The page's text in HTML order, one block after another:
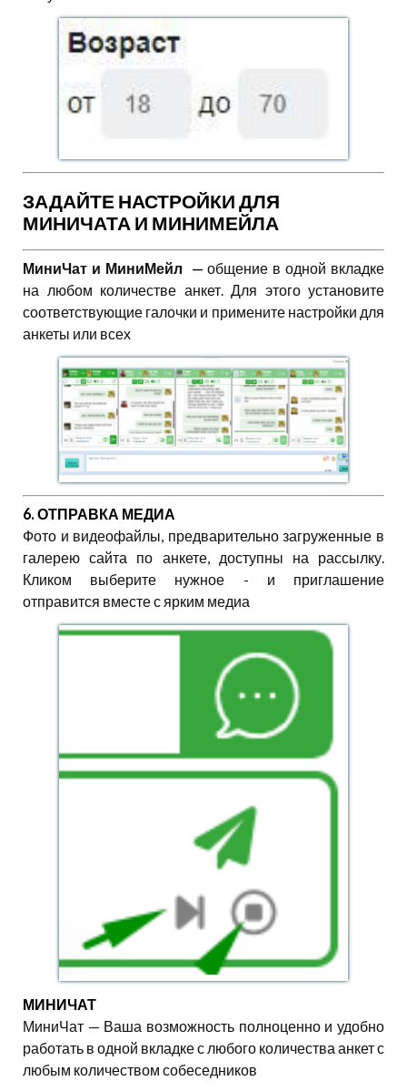
ЗАДАЙТЕ НАСТРОЙКИ ДЛЯ
МИНИЧАТА И МИНИМЕЙЛА
МиниЧат и МиниМейл — общение в одной вкладке
на любом количестве анкет. Для этого установите
соответствующие галочки и примените настройки для
анкеты или всех
6. ОТПРАВКА МЕДИА
Фото и видеофайлы, предварительно загруженные в
галерею сайта по анкете, доступны на рассылку.
Кликом выберите нужное - и приглашение
отправится вместе с ярким медиа
МИНИЧАТ
МиниЧат — Ваша возможность полноценно и удобно
работать в одной вкладке с любого количества анкет с
любым количеством собеседников